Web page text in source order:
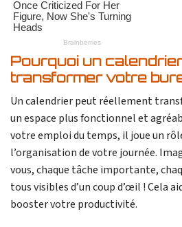
Pourquoi un
transformer votre
Un calendrier peut réellement
un espace plus fonctionnel et
votre emploi du temps, il joue un
l’organisation de votre journée.
vous, chaque tâche importante,
tous visibles d’un coup d’œil ! Cela
booster votre productivité.